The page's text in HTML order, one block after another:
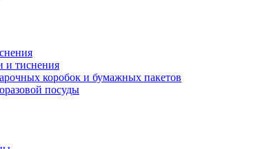
и тиснения
коробок и бумажных пакетов
посуды